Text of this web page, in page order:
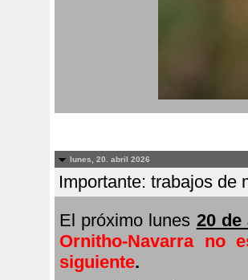
lunes, 20. abril 2026
Importante: trabajos de
El próximo lunes 20
Ornitho-Navarra no
siguiente.